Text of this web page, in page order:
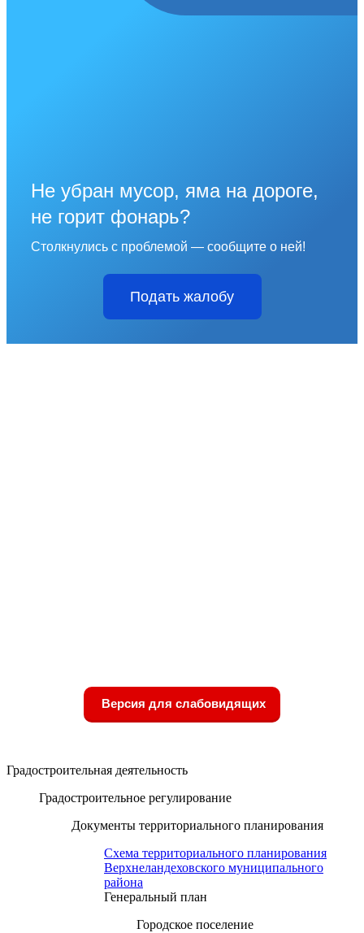
Не убран мусор, яма на дороге,
не горит фонарь?
Столкнулись с проблемой — сообщите о ней!
Подать жалобу
Версия для слабовидящих
Градостроительная деятельность
Градостроительное регулирование
Документы территориального планирования
Схема территориального планирования
Верхнеландеховского муниципального
района
Генеральный план
Городское поселение